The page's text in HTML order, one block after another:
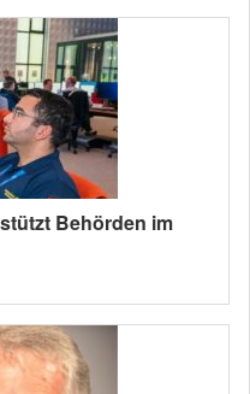
Behörden im